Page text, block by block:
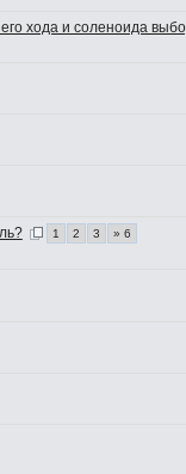
хода и соленоида
1 2 3 » 6